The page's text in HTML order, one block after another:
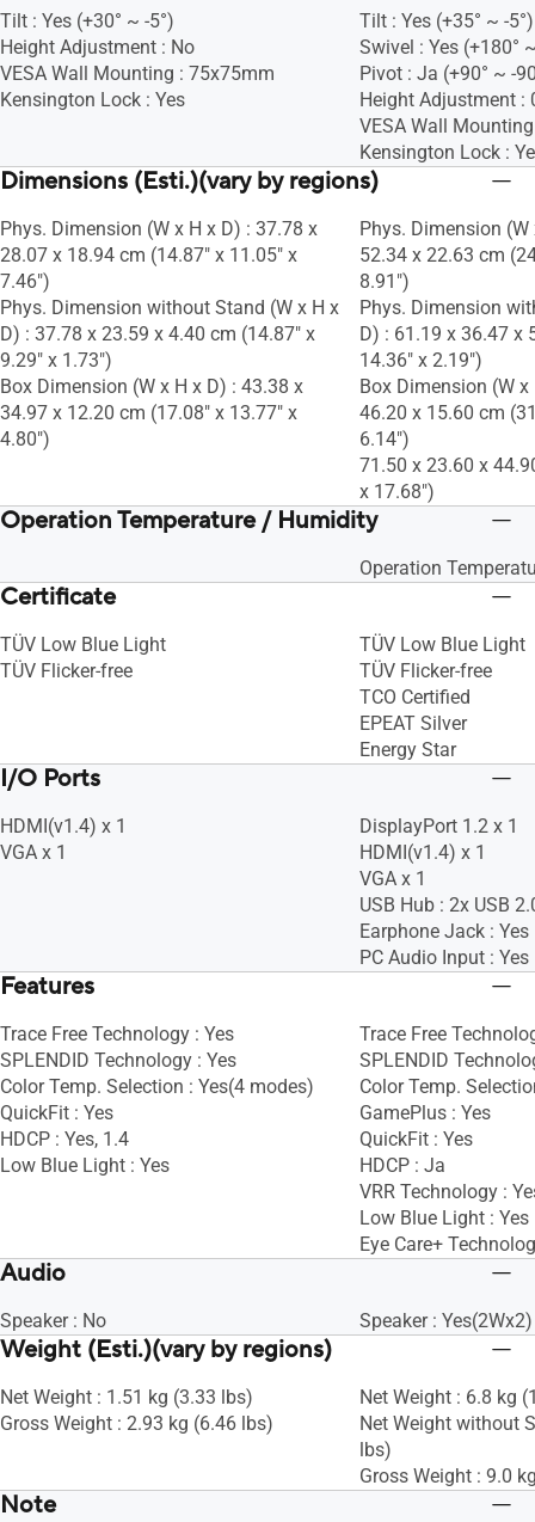
Tilt : Yes (+30° ~ -5°)
Height Adjustment : No
VESA Wall Mounting : 75x75mm
Kensington Lock : Yes
Tilt : Yes (+35° ~ -5°)
Swivel : Yes (+180°
Pivot : Ja (+90° ~ -
Height Adjustment :
VESA Wall
Kensington Lock :
Dimensions (Esti.)(vary by regions)
Phys. Dimension (W x H x D) : 37.78 x
28.07 x 18.94 cm (14.87" x 11.05" x
7.46")
Phys. Dimension without Stand (W x H x
D) : 37.78 x 23.59 x 4.40 cm (14.87" x
9.29" x 1.73")
Box Dimension (W x H x D) : 43.38 x
34.97 x 12.20 cm (17.08" x 13.77" x
4.80")
Phys. Dimension
52.34 x 22.63 cm
8.91")
Phys. Dimension
D) : 61.19 x 36.47 x
14.36" x 2.19")
Box Dimension (W
46.20 x 15.60 cm
6.14")
71.50 x 23.60 x
x 17.68")
Operation Temperature / Humidity
Operation
Certificate
TÜV Low Blue Light
TÜV Flicker-free
TÜV Low Blue Light
TÜV Flicker-free
TCO Certified
EPEAT Silver
Energy Star
I/O Ports
HDMI(v1.4) x 1
VGA x 1
DisplayPort 1.2 x 1
HDMI(v1.4) x 1
VGA x 1
USB Hub : 2x USB
Earphone Jack : Yes
PC Audio Input : Yes
Features
Trace Free Technology : Yes
SPLENDID Technology : Yes
Color Temp. Selection : Yes(4 modes)
QuickFit : Yes
HDCP : Yes, 1.4
Low Blue Light : Yes
Trace Free
SPLENDID
Color Temp.
GamePlus : Yes
QuickFit : Yes
HDCP : Ja
VRR Technology :
Low Blue Light : Yes
Eye Care+
Audio
Speaker : No Speaker : Yes(2Wx2)
Weight (Esti.)(vary by regions)
Net Weight : 1.51 kg (3.33 lbs)
Gross Weight : 2.93 kg (6.46 lbs)
Net Weight : 6.8 kg
Net Weight without
lbs)
Gross Weight : 9.0
Note